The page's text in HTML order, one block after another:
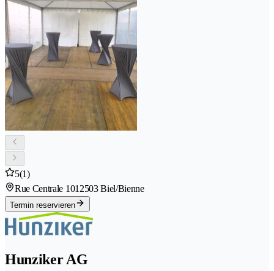
5(1)
Rue Centrale 101 2503 Biel/Bienne
Termin reservieren
Hunziker AG